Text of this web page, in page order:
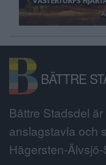
BÄTTRE
Bättre Stadsdel
anslagstavla och
Hägersten-